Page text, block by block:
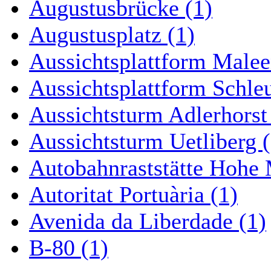
Augustusbrücke (1)
Augustusplatz (1)
Aussichtsplattform
Aussichtsplattform
Aussichtsturm
Aussichtsturm Uetliberg
Autobahnraststätte Hohe
Autoritat Portuària (1)
Avenida da Liberdade (1)
B-80 (1)